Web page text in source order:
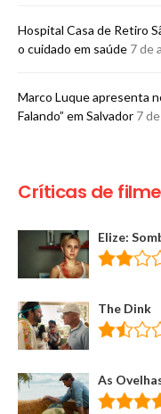
Hospital Casa de Retiro
o cuidado em saúde 7 de
Marco Luque apresenta
Falando” em Salvador 7
Críticas de
Elize:
The Dink
As